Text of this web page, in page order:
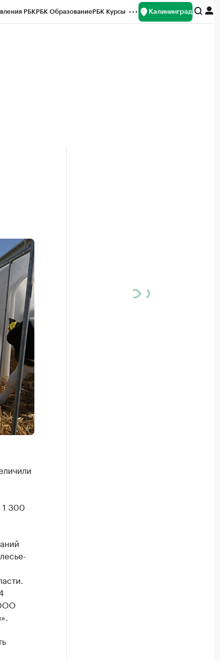
РБКРБК ОбразованиеРБК Курсы Калининград
1 300